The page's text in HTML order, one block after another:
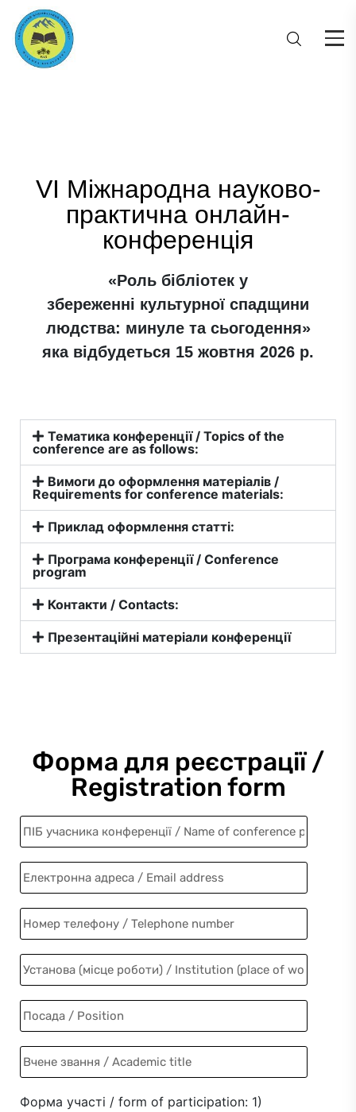
VI Міжнародна науково-
практична онлайн-
конференція
«Роль бібліотек у
збереженні культурної спадщини
людства: минуле та сьогодення»
яка відбудеться 15 жовтня 2026 р.
Тематика конференції / Topics of the
conference are as follows:
Вимоги до оформлення матеріалів /
Requirements for conference materials:
Приклад оформлення статті:
Програма конференції / Conference
program
Контакти / Contacts:
Презентаційні матеріали конференції
Форма для реєстрації /
Registration form
Форма участі / form of participation: 1)